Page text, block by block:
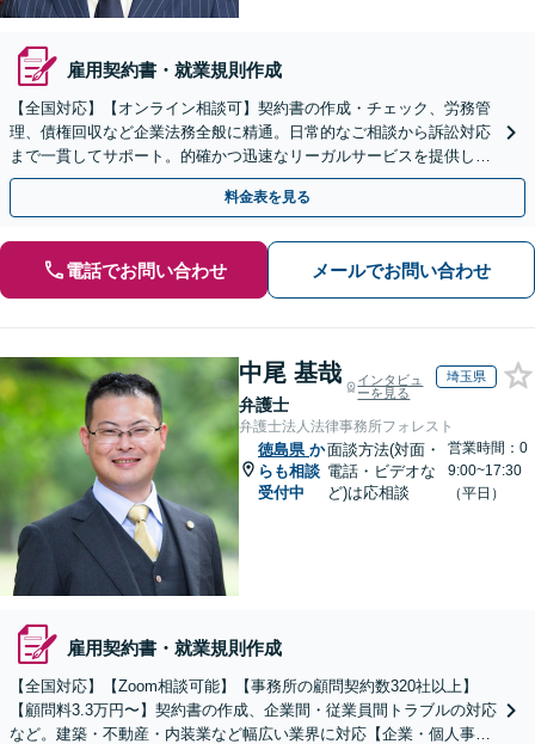
雇用契約書・就業規則作成
【全国対応】【オンライン相談可】契約書の作成・チェック、労務管
理、債権回収など企業法務全般に精通。日常的なご相談から訴訟対応
まで一貫してサポート。的確かつ迅速なリーガルサービスを提供しま
す。【初回相談無料】【休日・夜間相談可】
料金表を見る
電話でお問い合わせ メールでお問い合わせ
中尾 基哉
弁護士
インタビュ
ーを見る
埼玉県
弁護士法人法律事務所フォレスト
徳島県 か
らも相談
受付中
面談方法(対面・
電話・ビデオな
ど)は応相談
営業時間：0
9:00~17:30
（平日）
雇用契約書・就業規則作成
【全国対応】【Zoom相談可能】【事務所の顧問契約数320社以上】
【顧問料3.3万円〜】契約書の作成、企業間・従業員間トラブルの対応
など。建築・不動産・内装業など幅広い業界に対応【企業・個人事業